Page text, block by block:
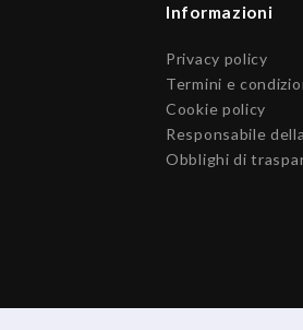
Informazioni
Privacy policy
Termini e
Cookie policy
Responsabile
Obblighi di